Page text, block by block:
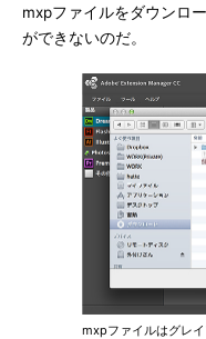
mxpファイルをダウンロ
ができないのだ。
mxpファイルはグレ